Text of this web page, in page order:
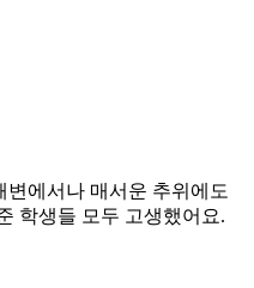
에서나 매서운 추위에도
학생들 모두 고생했어요.